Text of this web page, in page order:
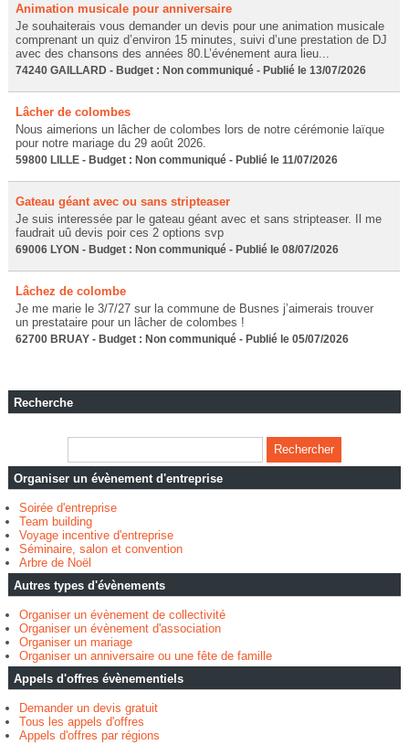
Animation musicale pour anniversaire
Je souhaiterais vous demander un devis pour une animation musicale
comprenant un quiz d’environ 15 minutes, suivi d’une prestation de DJ
avec des chansons des années 80.L’événement aura lieu...
74240 GAILLARD - Budget : Non communiqué - Publié le 13/07/2026
Lâcher de colombes
Nous aimerions un lâcher de colombes lors de notre cérémonie laïque
pour notre mariage du 29 août 2026.
59800 LILLE - Budget : Non communiqué - Publié le 11/07/2026
Gateau géant avec ou sans stripteaser
Je suis interessée par le gateau géant avec et sans stripteaser. Il me
faudrait uû devis poir ces 2 options svp
69006 LYON - Budget : Non communiqué - Publié le 08/07/2026
Lâchez de colombe
Je me marie le 3/7/27 sur la commune de Busnes j’aimerais trouver
un prestataire pour un lâcher de colombes !
62700 BRUAY - Budget : Non communiqué - Publié le 05/07/2026
Recherche
Organiser un évènement d'entreprise
Soirée d'entreprise
Team building
Voyage incentive d'entreprise
Séminaire, salon et convention
Arbre de Noël
Autres types d'évènements
Organiser un évènement de collectivité
Organiser un évènement d'association
Organiser un mariage
Organiser un anniversaire ou une fête de famille
Appels d'offres évènementiels
Demander un devis gratuit
Tous les appels d'offres
Appels d'offres par régions